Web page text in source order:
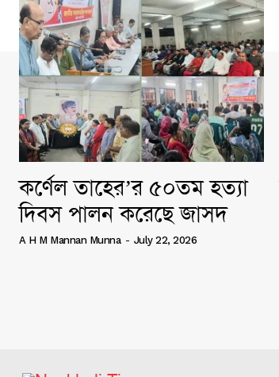
কর্ণেল তাহের’র ৫০তম হত্যা
দিবস পালন করেছে জাসদ
A H M Mannan Munna - July 22, 2026